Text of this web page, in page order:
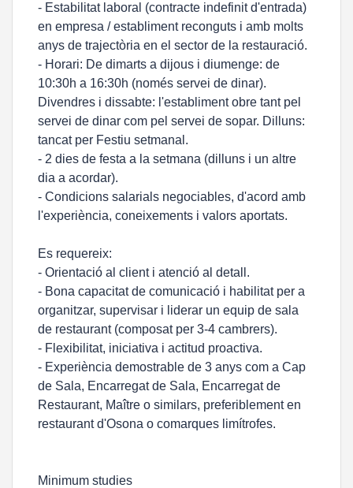
- Estabilitat laboral (contracte indefinit d'entrada)
en empresa / establiment reconguts i amb molts
anys de trajectòria en el sector de la restauració.
- Horari: De dimarts a dijous i diumenge: de
10:30h a 16:30h (només servei de dinar).
Divendres i dissabte: l'establiment obre tant pel
servei de dinar com pel servei de sopar. Dilluns:
tancat per Festiu setmanal.
- 2 dies de festa a la setmana (dilluns i un altre
dia a acordar).
- Condicions salarials negociables, d'acord amb
l'experiència, coneixements i valors aportats.
Es requereix:
- Orientació al client i atenció al detall.
- Bona capacitat de comunicació i habilitat per a
organitzar, supervisar i liderar un equip de sala
de restaurant (composat per 3-4 cambrers).
- Flexibilitat, iniciativa i actitud proactiva.
- Experiència demostrable de 3 anys com a Cap
de Sala, Encarregat de Sala, Encarregat de
Restaurant, Maître o similars, preferiblement en
restaurant d'Osona o comarques limítrofes.
Minimum studies